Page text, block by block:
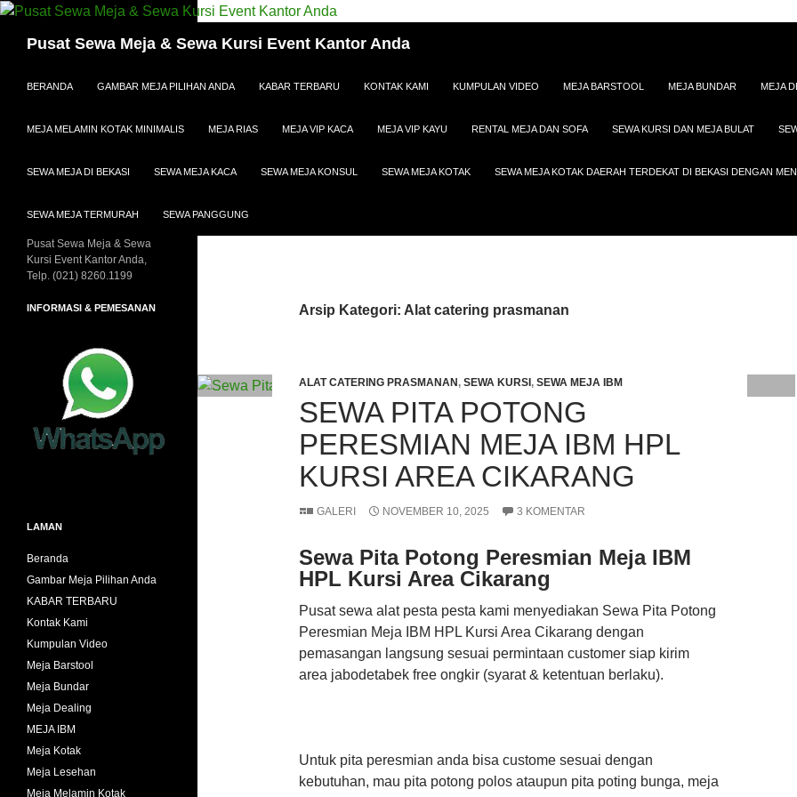
Pusat Sewa Meja & Sewa Kursi Event Kantor Anda
BERANDA
GAMBAR MEJA PILIHAN ANDA KABAR TERBARU KONTAK KAMI KUMPULAN VIDEO MEJA BARSTOOL MEJA BUNDAR MEJA
MEJA MELAMIN KOTAK MINIMALIS MEJA RIAS MEJA VIP KACA MEJA VIP KAYU RENTAL MEJA DAN SOFA SEWA KURSI DAN MEJA BULAT
SEWA MEJA DI BEKASI SEWA MEJA KACA SEWA MEJA KONSUL SEWA MEJA KOTAK SEWA MEJA KOTAK DAERAH TERDEKAT DI BEKASI DENGAN
SEWA MEJA TERMURAH SEWA PANGGUNG
Arsip Kategori: Alat catering prasmanan
ALAT CATERING PRASMANAN, SEWA KURSI, SEWA MEJA IBM
SEWA PITA POTONG
PERESMIAN MEJA IBM HPL
KURSI AREA CIKARANG
GALERI NOVEMBER 10, 2025 3 KOMENTAR
Sewa Pita Potong Peresmian Meja IBM
HPL Kursi Area Cikarang
Pusat sewa alat pesta pesta kami menyediakan Sewa Pita Potong
Peresmian Meja IBM HPL Kursi Area Cikarang dengan
pemasangan langsung sesuai permintaan customer siap kirim
area jabodetabek free ongkir (syarat & ketentuan berlaku).
Untuk pita peresmian anda bisa custome sesuai dengan
kebutuhan, mau pita potong polos ataupun pita poting bunga, meja
Pusat Sewa Meja & Sewa
Kursi Event Kantor Anda,
Telp. (021) 8260.1199
INFORMASI & PEMESANAN
LAMAN
Beranda
Gambar Meja Pilihan Anda
KABAR TERBARU
Kontak Kami
Kumpulan Video
Meja Barstool
Meja Bundar
Meja Dealing
MEJA IBM
Meja Kotak
Meja Lesehan
Meja Melamin Kotak